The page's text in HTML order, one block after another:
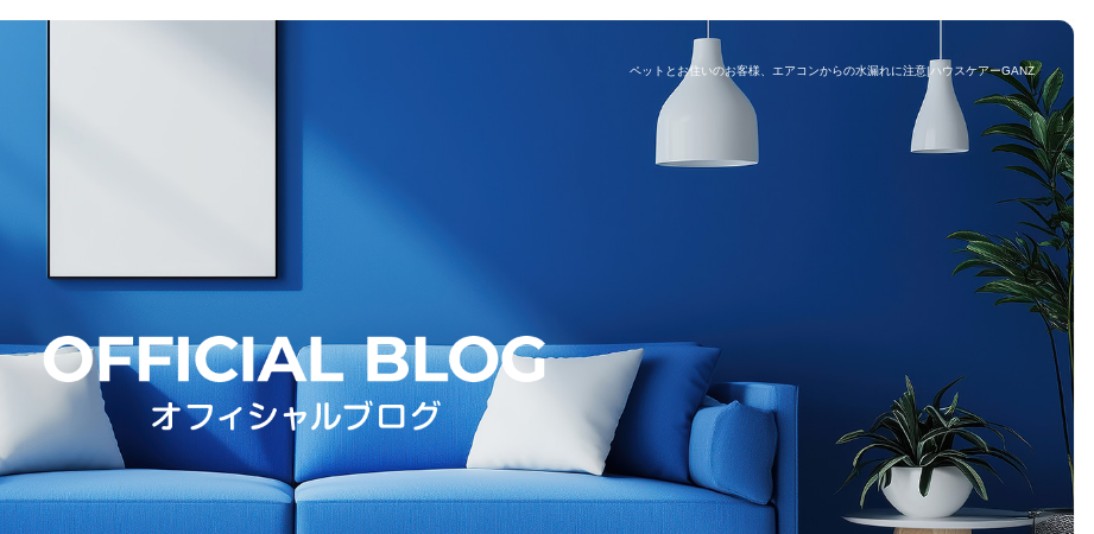
ペットとお住いのお客様、エアコンからの水漏れに注意|ハウスケアーGANZ